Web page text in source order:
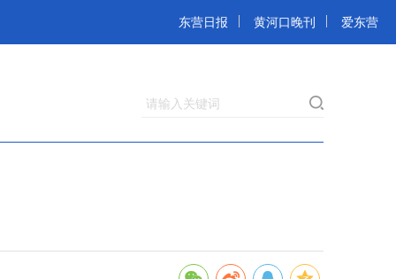
东营日报 黄河口晚刊 爱东营
请输入关键词